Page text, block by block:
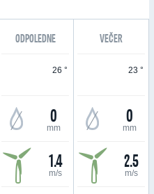
ODPOLEDNE VEČER
26 °
0
mm
1.4
m/s
23 °
0
mm
2.5
m/s